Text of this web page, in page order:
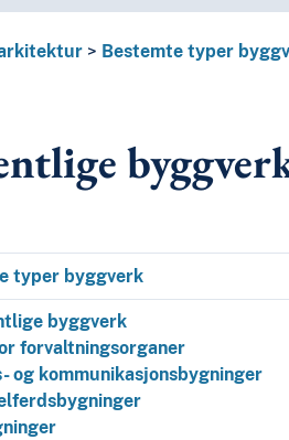
Bestemte typer
typer byggverk
byggverk
forvaltningsorganer
og kommunikasjonsbygninger